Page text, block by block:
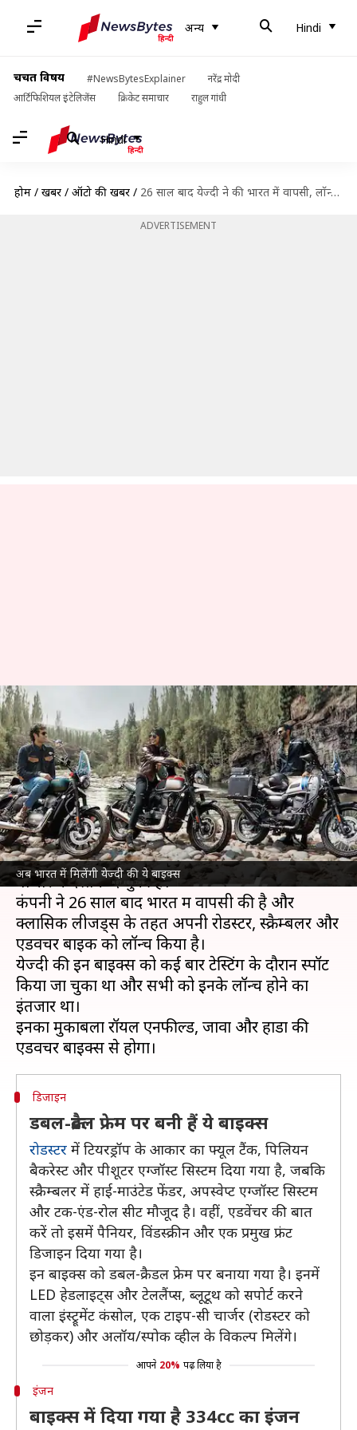
अन्य Hindi
चर्चित विषय #NewsBytesExplainer
नरेंद्र मोदी
आर्टिफिशियल इंटेलिजेंस
क्रिकेट समाचार राहुल गांधी
Hindi
होम / खबरें / ऑटो की खबरें / 26 साल बाद येज्दी ने की भारत में वापसी, लॉन्च हुई कंपनी की तीन नई बाइक्स
ADVERTISEMENT
अब भारत में मिलेंगी येज्दी की ये बाइक्स
26 साल बाद येज्दी ने की भारत में
वापसी, लॉन्च हुई कंपनी की तीन नई
बाइक्स
लेखन अविनाश Jan 13, 2022 03:46 pm
क्या है खबर?
जावा मोटरसाइकिल से अलग होने के बादयेज्दीभारतीय
बाजार में दस्तक दे चुकी है।
कंपनी ने 26 साल बाद भारत में वापसी की है और
क्लासिक लीजेंड्स के तहत अपनी रोडस्टर, स्क्रैम्बलर और
एडवेंचर बाइक को लॉन्च किया है।
येज्दी की इन बाइक्स को कई बार टेस्टिंग के दौरान स्पॉट
किया जा चुका था और सभी को इनके लॉन्च होने का
इंतजार था।
इनका मुकाबला रॉयल एनफील्ड, जावा और होंडा की
डिजाइन
डबल-क्रैडल फ्रेम पर बनी हैं ये बाइक्स
रोडस्टर में टियरड्रॉप के आकार का फ्यूल टैंक, पिलियन
बैकरेस्ट और पीशूटर एग्जॉस्ट सिस्टम दिया गया है, जबकि
स्क्रैम्बलर में हाई-माउंटेड फेंडर, अपस्वेप्ट एग्जॉस्ट सिस्टम
और टक-एंड-रोल सीट मौजूद है। वहीं, एडवेंचर की बात
करें तो इसमें पैनियर, विंडस्क्रीन और एक प्रमुख फ्रंट
डिजाइन दिया गया है।
इन बाइक्स को डबल-क्रैडल फ्रेम पर बनाया गया है। इनमें
LED हेडलाइट्स और टेललैंप्स, ब्लूटूथ को सपोर्ट करने
वाला इंस्ट्रूमेंट कंसोल, एक टाइप-सी चार्जर (रोडस्टर को
छोड़कर) और अलॉय/स्पोक व्हील के विकल्प मिलेंगे।
आपने 20% पढ़ लिया है
इंजन
बाइक्स में दिया गया है 334cc का इंजन